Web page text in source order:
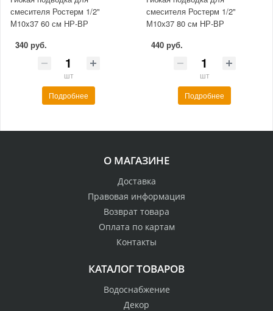
смесителя Ростерм 1/2"
М10x37 60 см НР-ВР
340 руб.
шт
Подробнее
смесителя Ростерм 1/2"
М10х37 80 см НР-ВР
440 руб.
шт
Подробнее
О МАГАЗИНЕ
Доставка
Правовая информация
Возврат товара
Оплата по картам
Контакты
КАТАЛОГ ТОВАРОВ
Водоснабжение
Декор